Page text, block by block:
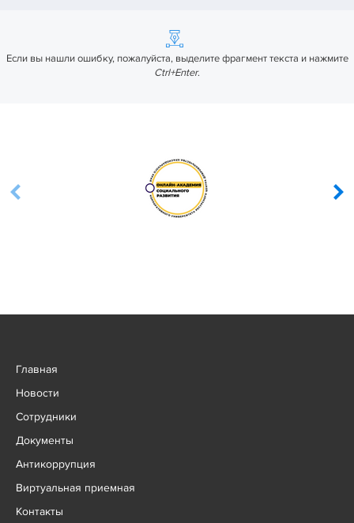
Если вы нашли ошибку, пожалуйста, выделите фрагмент текста и нажмите
Ctrl+Enter.
Главная
Новости
Сотрудники
Документы
Антикоррупция
Виртуальная приемная
Контакты